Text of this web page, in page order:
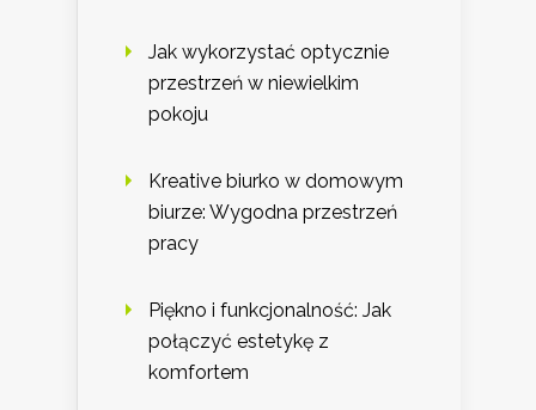
Jak wykorzystać optycznie
przestrzeń w niewielkim
pokoju
Kreative biurko w domowym
biurze: Wygodna przestrzeń
pracy
Piękno i funkcjonalność: Jak
połączyć estetykę z
komfortem